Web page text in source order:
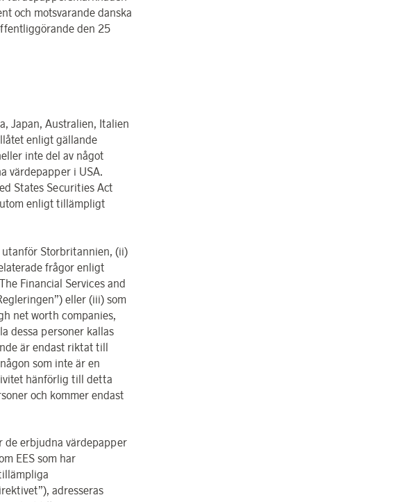
och motsvarande danska
den 25
Japan, Australien, Italien
enligt gällande
inte del av något
värdepapper i USA.
States Securities Act
enligt tillämpligt
Storbritannien, (ii)
frågor enligt
Financial Services and
eller (iii) som
net worth companies,
dessa personer kallas
är endast riktat till
som inte är en
hänförlig till detta
och kommer endast
de erbjudna värdepapper
EES som har
adresseras